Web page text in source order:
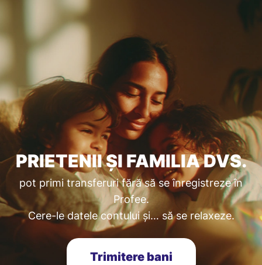
PRIETENII ȘI FAMILIA DVS.
pot primi transferuri fără să se înregistreze în
Profee.
Cere-le datele contului și… să se relaxeze.
Trimitere bani